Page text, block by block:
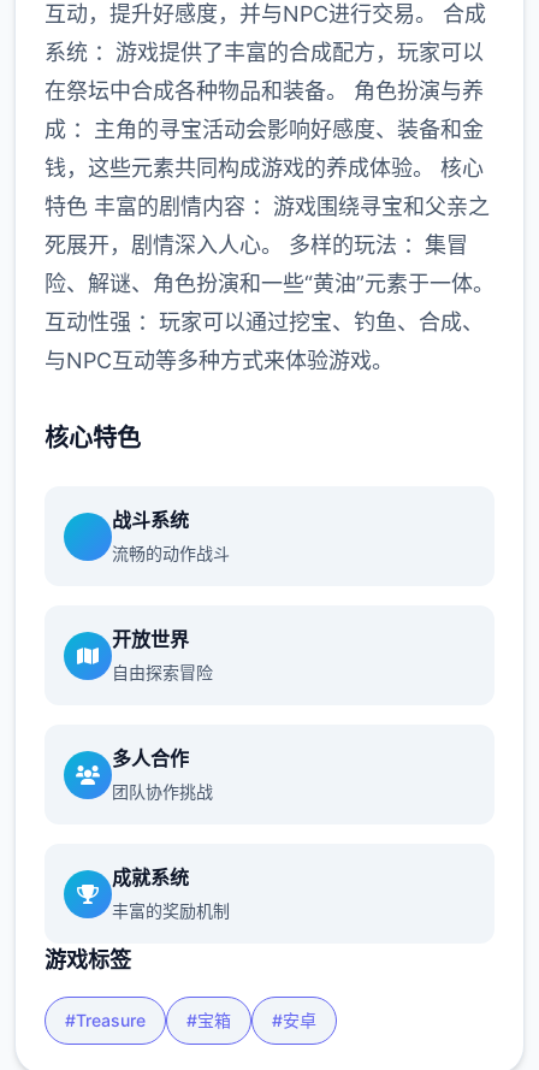
互动，提升好感度，并与NPC进行交易。 合成
系统 ：游戏提供了丰富的合成配方，玩家可以
在祭坛中合成各种物品和装备。 角色扮演与养
成 ：主角的寻宝活动会影响好感度、装备和金
钱，这些元素共同构成游戏的养成体验。 核心
特色 丰富的剧情内容 ：游戏围绕寻宝和父亲之
死展开，剧情深入人心。 多样的玩法 ：集冒
险、解谜、角色扮演和一些“黄油”元素于一体。
互动性强 ：玩家可以通过挖宝、钓鱼、合成、
与NPC互动等多种方式来体验游戏。
核心特色
战斗系统
流畅的动作战斗
开放世界
自由探索冒险
多人合作
团队协作挑战
成就系统
丰富的奖励机制
游戏标签
#Treasure #宝箱 #安卓